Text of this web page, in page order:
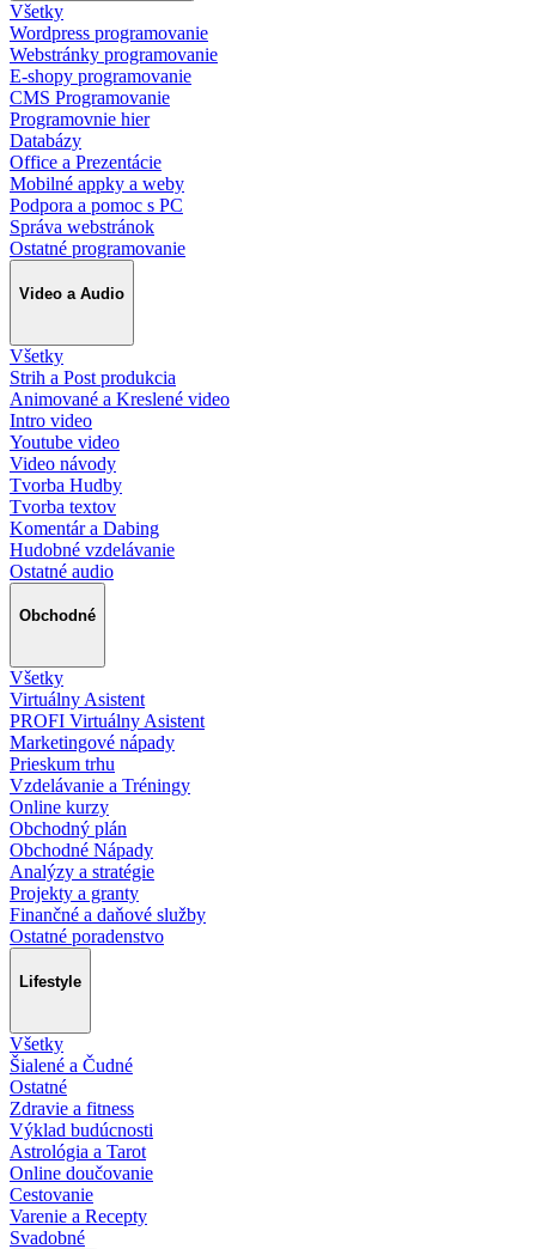
Všetky
Wordpress programovanie
Webstránky programovanie
E-shopy programovanie
CMS Programovanie
Programovnie hier
Databázy
Office a Prezentácie
Mobilné appky a weby
Podpora a pomoc s PC
Správa webstránok
Ostatné programovanie
Video a Audio
Všetky
Strih a Post produkcia
Animované a Kreslené video
Intro video
Youtube video
Video návody
Tvorba Hudby
Tvorba textov
Komentár a Dabing
Hudobné vzdelávanie
Ostatné audio
Obchodné
Všetky
Virtuálny Asistent
PROFI Virtuálny Asistent
Marketingové nápady
Prieskum trhu
Vzdelávanie a Tréningy
Online kurzy
Obchodný plán
Obchodné Nápady
Analýzy a stratégie
Projekty a granty
Finančné a daňové služby
Ostatné poradenstvo
Lifestyle
Všetky
Šialené a Čudné
Ostatné
Zdravie a fitness
Výklad budúcnosti
Astrológia a Tarot
Online doučovanie
Cestovanie
Varenie a Recepty
Svadobné